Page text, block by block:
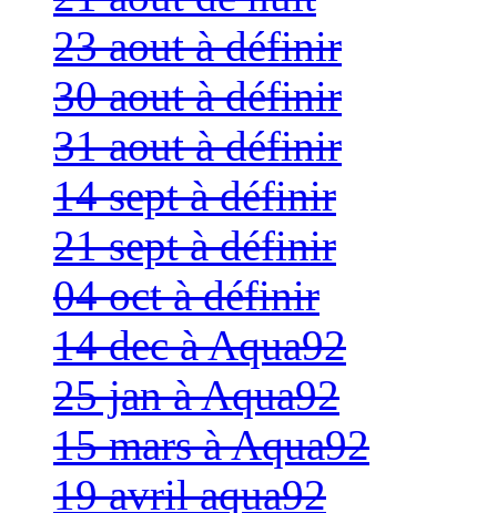
23 aout à définir
30 aout à définir
31 aout à définir
14 sept à définir
21 sept à définir
04 oct à définir
14 dec à Aqua92
25 jan à Aqua92
15 mars à Aqua92
19 avril aqua92